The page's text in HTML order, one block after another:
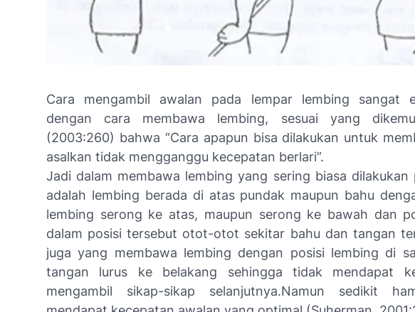
Cara mengambil awalan pada lempar lembing sangat
dengan cara membawa lembing, sesuai yang
(2003:260) bahwa “Cara apapun bisa dilakukan untuk
asalkan tidak mengganggu kecepatan berlari”.
Jadi dalam membawa lembing yang sering biasa dilakukan
adalah lembing berada di atas pundak maupun bahu
lembing serong ke atas, maupun serong ke bawah dan
dalam posisi tersebut otot-otot sekitar bahu dan tangan
juga yang membawa lembing dengan posisi lembing di
tangan lurus ke belakang sehingga tidak mendapat
mengambil sikap-sikap selanjutnya.Namun sedikit